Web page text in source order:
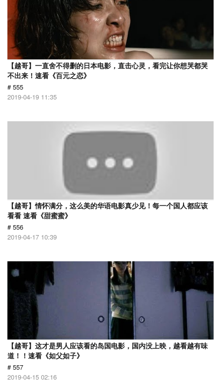
【越哥】一直舍不得删的日本电影，直击心灵，看完让你想哭都哭
不出来！速看《百元之恋》
# 555
2019-04-19 11:35
【越哥】情怀满分，这么美的华语电影真少见！每一个国人都应该
看看 速看《甜蜜蜜》
# 556
2019-04-17 10:39
【越哥】这才是男人应该看的岛国电影，国内没上映，越看越有味
道！！速看《如父如子》
# 557
2019-04-15 02:16